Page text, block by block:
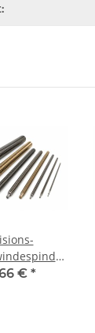
rechts,
€ *